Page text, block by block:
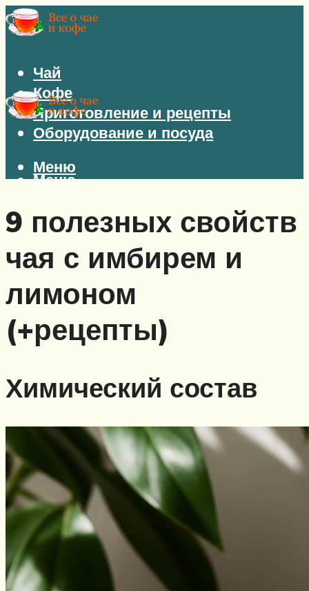
Чай
Кофе
Приготовление и рецепты
Оборудование и посуда
Меню
Меню
9 полезных свойств
чая с имбирем и
лимоном
(+рецепты)
Химический состав